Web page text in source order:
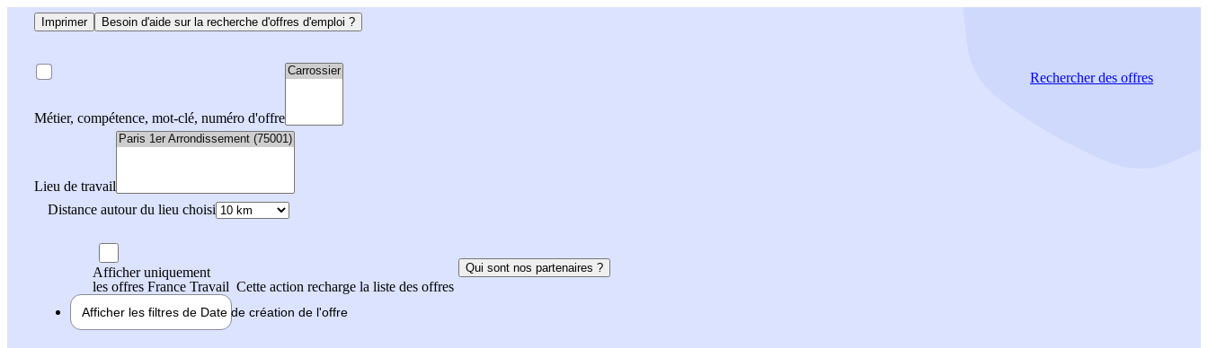
Imprimer Besoin d'aide sur la recherche d'offres d'emploi ?
Métier, compétence, mot-clé, numéro d'offre
Lieu de travail
Distance autour du lieu choisi
Rechercherdes offres
Afficher uniquement
les offres France Travail Cette action recharge la liste des offres
Qui sont nos partenaires ?
Afficher les filtres de Date de création de l'offre